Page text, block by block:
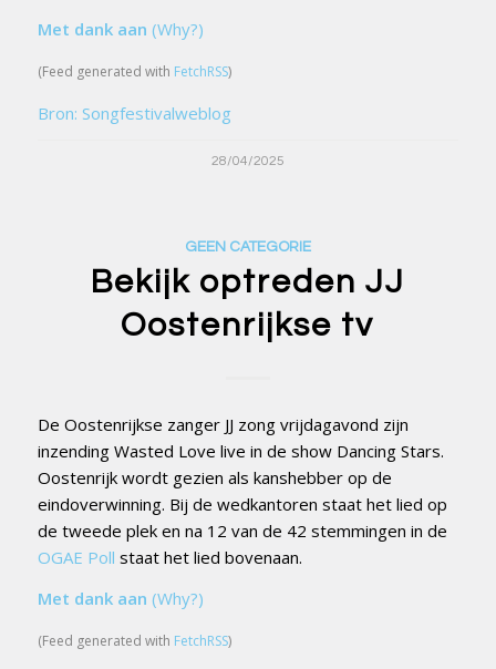
Met dank aan (Why?)
(Feed generated with FetchRSS)
Bron: Songfestivalweblog
28/04/2025
GEEN CATEGORIE
Bekijk optreden JJ
Oostenrijkse tv
De Oostenrijkse zanger JJ zong vrijdagavond zijn
inzending Wasted Love live in de show Dancing Stars.
Oostenrijk wordt gezien als kanshebber op de
eindoverwinning. Bij de wedkantoren staat het lied op
de tweede plek en na 12 van de 42 stemmingen in de
OGAE Poll staat het lied bovenaan.
Met dank aan (Why?)
(Feed generated with FetchRSS)